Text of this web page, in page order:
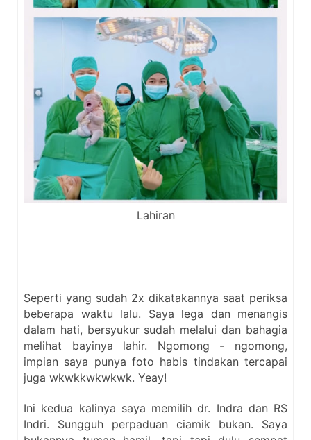
Lahiran
Seperti yang sudah 2x dikatakannya saat periksa
beberapa waktu lalu. Saya lega dan menangis
dalam hati, bersyukur sudah melalui dan bahagia
melihat bayinya lahir. Ngomong - ngomong,
impian saya punya foto habis tindakan tercapai
juga wkwkkwkwkwk. Yeay!
Ini kedua kalinya saya memilih dr. Indra dan RS
Indri. Sungguh perpaduan ciamik bukan. Saya